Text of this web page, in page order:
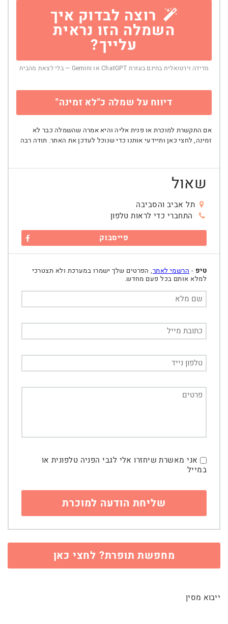
רוצה לבדוק איך
השמלה הזו נראית
עלייך?
מדידה וירטואלית בחינם בעזרת ChatGPT או Gemini — בלי לצאת מהבית
דיווח על שמלה כ"לא זמינה"
אם התקשרת למוכרת או פנית אליה והיא אמרה שהשמלה כבר לא
זמינה, לחצי כאן ותיידעי אותנו כדי שנוכל לעדכן את האתר. תודה רבה
שאול
תל אביב והסביבה
התחברי כדי לראות טלפון
פייסבוק
טיפ - הרשמי לאתר, הפרטים שלך ישמרו במערכת ולא תצטרכי
למלא אותם בכל פעם מחדש.
אני מאשרת שיחזרו אלי לגבי הפניה טלפונית או
במייל
מחפשת תופרת? לחצי כאן
ייבוא מסין